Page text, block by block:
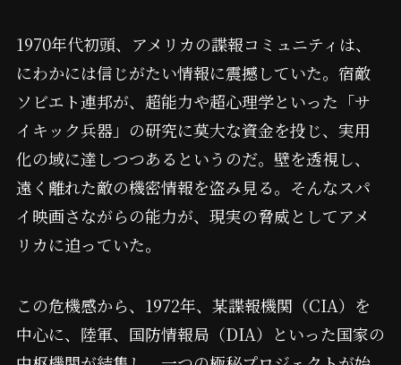
1970年代初頭、アメリカの諜報コミュニティは、
にわかには信じがたい情報に震撼していた。宿敵
ソビエト連邦が、超能力や超心理学といった「サ
イキック兵器」の研究に莫大な資金を投じ、実用
化の域に達しつつあるというのだ。壁を透視し、
遠く離れた敵の機密情報を盗み見る。そんなスパ
イ映画さながらの能力が、現実の脅威としてアメ
リカに迫っていた。
この危機感から、1972年、某諜報機関（CIA）を
中心に、陸軍、国防情報局（DIA）といった国家の